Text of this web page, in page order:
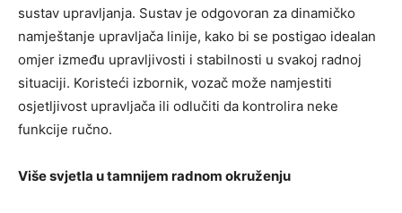
sustav upravljanja. Sustav je odgovoran za dinamičko
namještanje upravljača linije, kako bi se postigao idealan
omjer između upravljivosti i stabilnosti u svakoj radnoj
situaciji. Koristeći izbornik, vozač može namjestiti
osjetljivost upravljača ili odlučiti da kontrolira neke
funkcije ručno.
Više svjetla u tamnijem radnom okruženju